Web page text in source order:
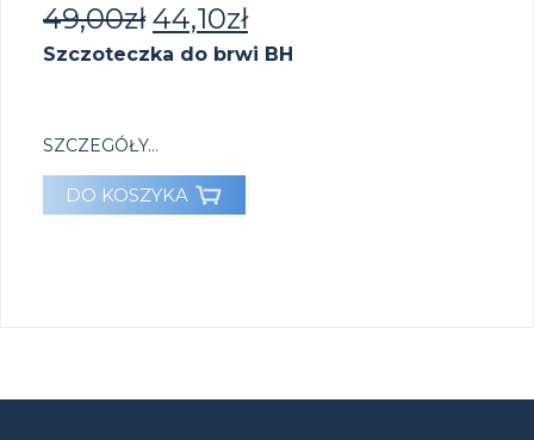
49,00zł 44,10zł
Szczoteczka do brwi BH
SZCZEGÓŁY...
DO KOSZYKA